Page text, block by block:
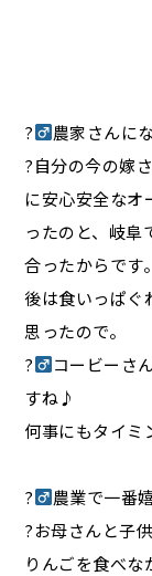
?‍
農家さんに
?自分の今の嫁
に安心安全なオ
ったのと、岐
合ったからです。
後は食いっぱぐ
思ったので。
?‍
コービーさ
すね♪
何事にもタイミ
?‍
農業で一番
?お母さんと子
りんごを食べ